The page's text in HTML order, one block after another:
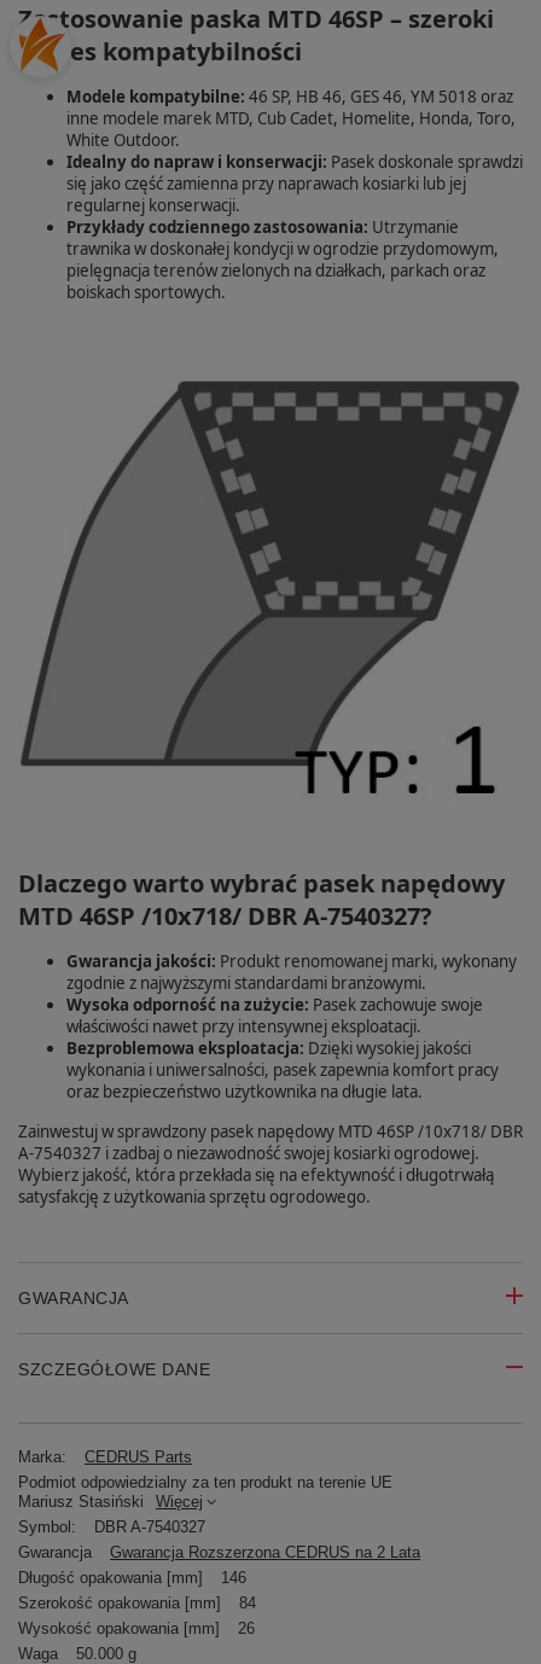
Zastosowanie paska MTD 46SP – szeroki
zakres kompatybilności
Modele kompatybilne: 46 SP, HB 46, GES 46, YM 5018 oraz
inne modele marek MTD, Cub Cadet, Homelite, Honda, Toro,
White Outdoor.
Idealny do napraw i konserwacji: Pasek doskonale sprawdzi
się jako część zamienna przy naprawach kosiarki lub jej
regularnej konserwacji.
Przykłady codziennego zastosowania: Utrzymanie
trawnika w doskonałej kondycji w ogrodzie przydomowym,
pielęgnacja terenów zielonych na działkach, parkach oraz
boiskach sportowych.
Dlaczego warto wybrać pasek napędowy
MTD 46SP /10x718/ DBR A-7540327?
Gwarancja jakości: Produkt renomowanej marki, wykonany
zgodnie z najwyższymi standardami branżowymi.
Wysoka odporność na zużycie: Pasek zachowuje swoje
właściwości nawet przy intensywnej eksploatacji.
Bezproblemowa eksploatacja: Dzięki wysokiej jakości
wykonania i uniwersalności, pasek zapewnia komfort pracy
oraz bezpieczeństwo użytkownika na długie lata.
Zainwestuj w sprawdzony pasek napędowy MTD 46SP /10x718/ DBR
A-7540327 i zadbaj o niezawodność swojej kosiarki ogrodowej.
Wybierz jakość, która przekłada się na efektywność i długotrwałą
satysfakcję z użytkowania sprzętu ogrodowego.
GWARANCJA
SZCZEGÓŁOWE DANE
Marka:
CEDRUS Parts
Podmiot odpowiedzialny za ten produkt na terenie UE
Mariusz Stasiński
Więcej
Symbol:
DBR A-7540327
Gwarancja
Gwarancja Rozszerzona CEDRUS na 2 Lata
Długość opakowania [mm]
146
Szerokość opakowania [mm]
84
Wysokość opakowania [mm]
26
Waga
50.000 g